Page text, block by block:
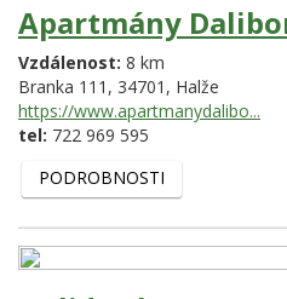
Apartmány
Vzdálenost: 8 km
Branka 111, 34701, Halže
https://www.apartmanydalibo...
tel: 722 969 595
PODROBNOSTI